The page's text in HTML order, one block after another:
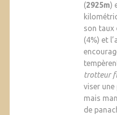
(2925m)
son taux
(4%) et
trotteur
viser une
mais
de